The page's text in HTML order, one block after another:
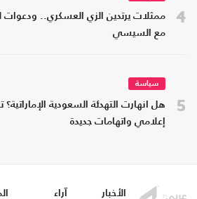
4
ممثلات يرتدين الزي العسكري..
مع السيسي
5
سياسة
هل انهارت التهدئة السعودية الإماراتية؟
إعلامي واتهامات جديدة
الأخبار آراء